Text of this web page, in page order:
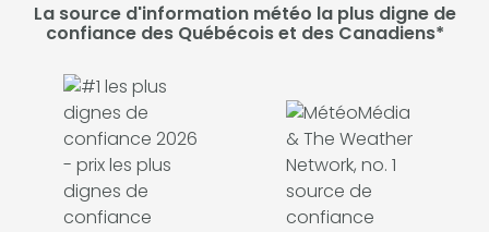
La source d'information météo la plus digne de
confiance des Québécois et des Canadiens*